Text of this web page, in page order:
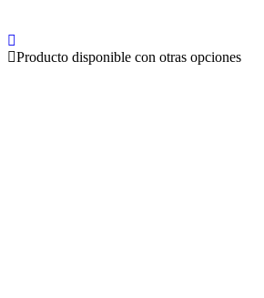
Producto disponible con otras opciones